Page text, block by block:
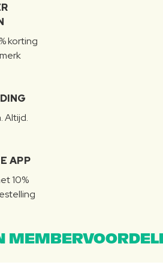
korting
Altijd.
APP
10%